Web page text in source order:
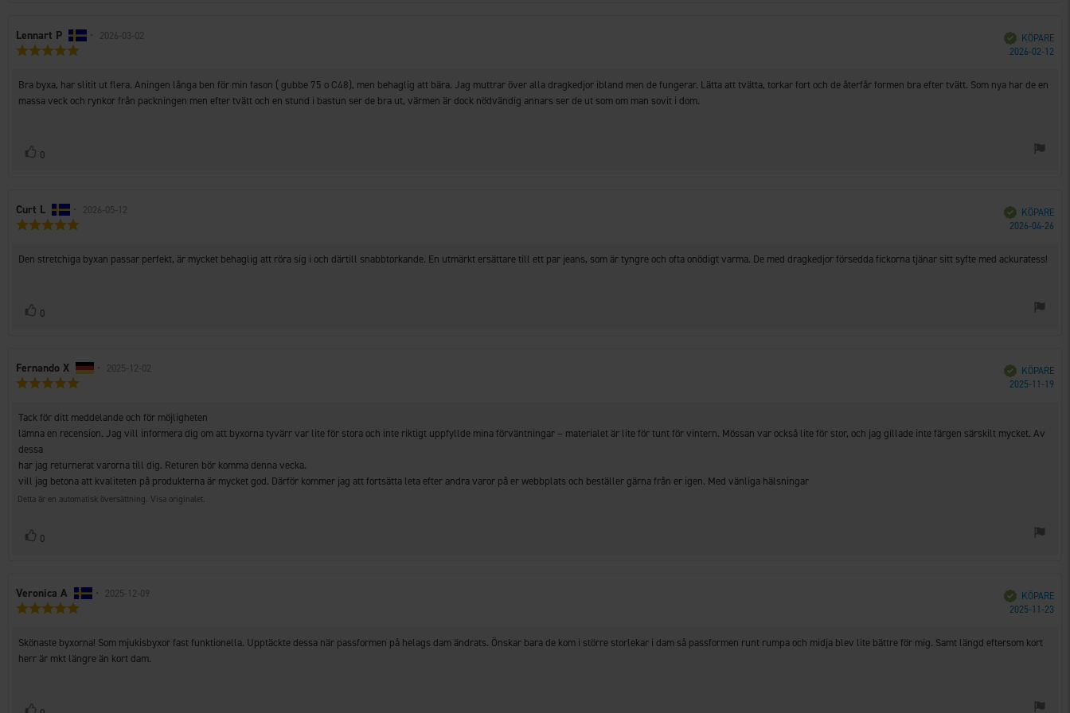
Recensionsförfattare:
Lennart P • Recensionsdatum:
2026-03-02
5
stjärnor
Bekräftad
KÖPARE
2026-02-12
Recensionstext:
Bra byxa, har slitit ut flera. Aningen långa ben för min fason ( gubbe 75 o C48), men behaglig att bära. Jag muttrar över alla dragkedjor ibland men de fungerar. Lätta att tvätta, torkar fort och de återfår formen bra efter tvätt. Som nya har de en
massa veck och rynkor från packningen men efter tvätt och en stund i bastun ser de bra ut, värmen är dock nödvändig annars ser de ut som om man sovit i dom.
Rösta
0
Recensionsförfattare:
Curt L • Recensionsdatum:
2026-05-12
5
Bekräftad
KÖPARE
2026-04-26
Recensionstext:
Den stretchiga byxan passar perfekt, är mycket behaglig att röra sig i och därtill snabbtorkande. En utmärkt ersättare till ett par jeans, som är tyngre och ofta onödigt varma. De med dragkedjor försedda fickorna tjänar sitt syfte med ackuratess!
Rösta
0
Recensionsförfattare:
Fernando X • Recensionsdatum:
2025-12-02
5
stjärnor
Bekräftad
KÖPARE
2025-11-19
Recensionstext:
Tack för ditt meddelande och för möjligheten
lämna en recension. Jag vill informera dig om att byxorna tyvärr var lite för stora och inte riktigt uppfyllde mina förväntningar – materialet är lite för tunt för vintern. Mössan var också lite för stor, och jag gillade inte färgen särskilt mycket. Av
dessa
har jag returnerat varorna till dig. Returen bör komma denna vecka.
Detta är en automatisk översättning. Visa originalet.
Rösta
0
Recensionsförfattare:
Veronica A • Recensionsdatum:
2025-12-09
5
stjärnor
Bekräftad
KÖPARE
2025-11-23
Recensionstext:
Skönaste byxorna! Som mjukisbyxor fast funktionella. Upptäckte dessa när passformen på helags dam ändrats. Önskar bara de kom i större storlekar i dam så passformen runt rumpa och midja blev lite bättre för mig. Samt längd eftersom kort
herr är mkt längre än kort dam.